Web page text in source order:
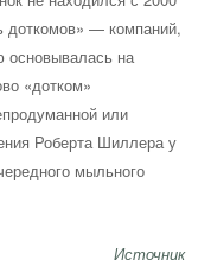
доткомов» — компаний,
основывалась на
«дотком»
или
Роберта Шиллера у
мыльного
Источник